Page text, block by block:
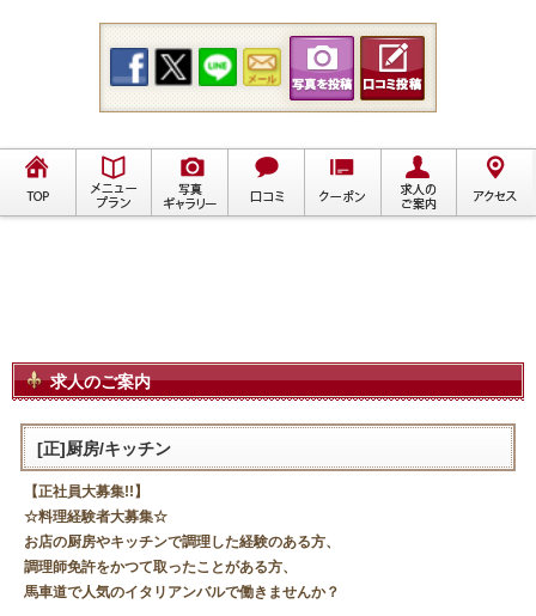
求人のご案内
[正]厨房/キッチン
【正社員大募集!!】
☆料理経験者大募集☆
お店の厨房やキッチンで調理した経験のある方、
調理師免許をかつて取ったことがある方、
馬車道で人気のイタリアンバルで働きませんか？